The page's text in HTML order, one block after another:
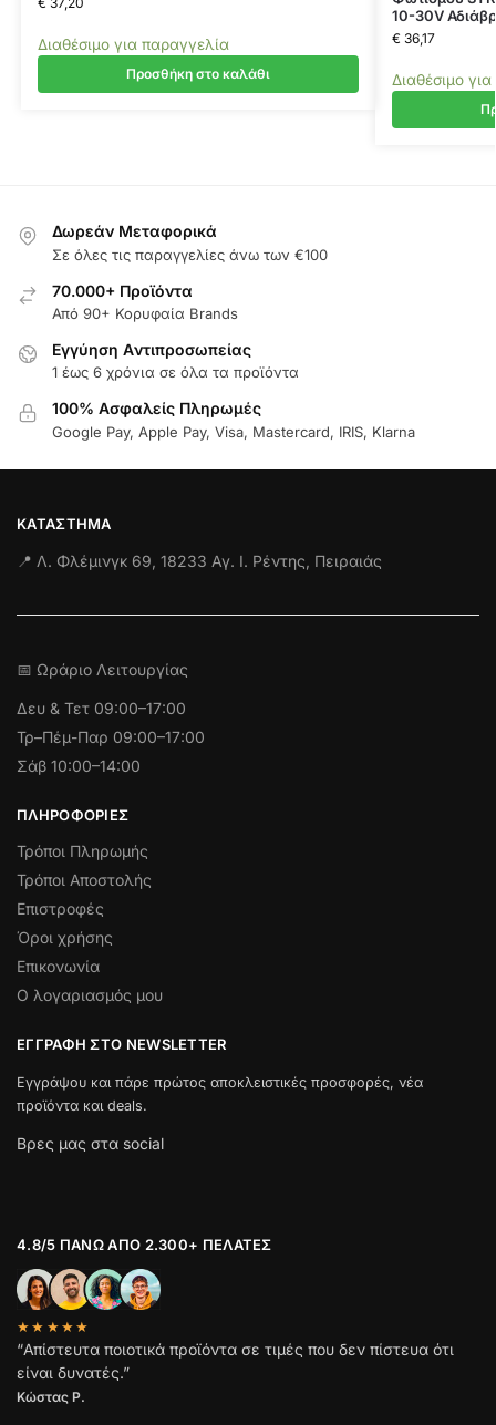
Διαθέσιμο για παραγγελία
Προσθήκη στο καλάθι
10-30V
€36,17
Διαθέσιμο
Δωρεάν Μεταφορικά
Σε όλες τις παραγγελίες άνω των €100
70.000+ Προϊόντα
Από 90+ Κορυφαία Brands
Εγγύηση Aντιπροσωπείας
1 έως 6 χρόνια σε όλα τα προϊόντα
100% Ασφαλείς Πληρωμές
Google Pay, Apple Pay, Visa, Mastercard, IRIS, Klarna
ΚΑΤΆΣΤΗΜΑ
📍 Λ. Φλέμινγκ 69, 18233 Αγ. Ι. Ρέντης, Πειραιάς
📅 Ωράριο Λειτουργίας
Δευ & Τετ 09:00–17:00
Τρ–Πέμ-Παρ 09:00–17:00
Σάβ 10:00–14:00
ΠΛΗΡΟΦΟΡΊΕΣ
Τρόποι Πληρωμής
Τρόποι Αποστολής
Επιστροφές
Όροι χρήσης
Επικονωνία
Ο λογαριασμός μου
ΕΓΓΡΑΦΉ ΣΤΟ NEWSLETTER
Εγγράψου και πάρε πρώτος αποκλειστικές προσφορές, νέα
προϊόντα και deals.
Βρες μας στα social
4.8/5 ΠΆΝΩ ΑΠΌ 2.300+ ΠΕΛΆΤΕΣ
★★★★★
“Απίστευτα ποιοτικά προϊόντα σε τιμές που δεν πίστευα ότι
είναι δυνατές.”
Κώστας Ρ.